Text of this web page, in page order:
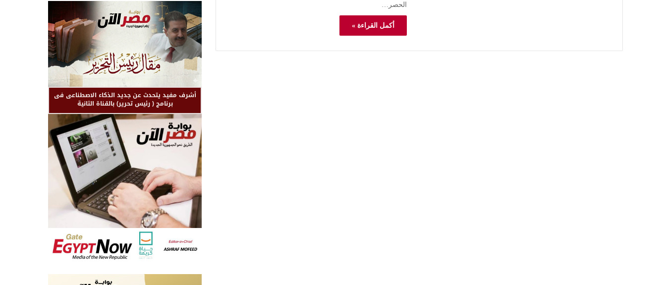
الحصر…
أكمل القراءة »
أشرف مفيد يتحدث عن جديد الذكاء الاصطناعى فى
برنامج ( رئيس تحرير) بالقناة الثانية